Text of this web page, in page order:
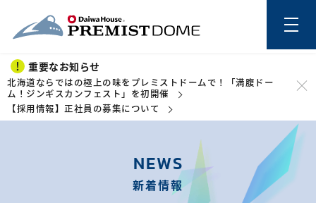
このページの本文を読む
重要なお知らせ
北海道ならではの極上の味をプレミストドームで！「満腹ドー
ム！ジンギスカンフェスト」を初開催
【採用情報】正社員の募集について
NEWS
新着情報